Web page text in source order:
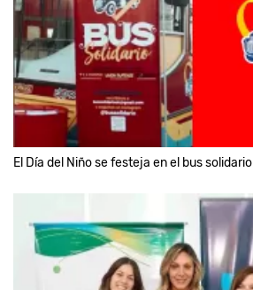
El Día del Niño se festeja en el bus solidario